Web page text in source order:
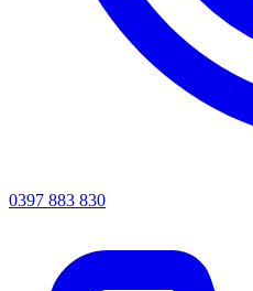
0397 883 830